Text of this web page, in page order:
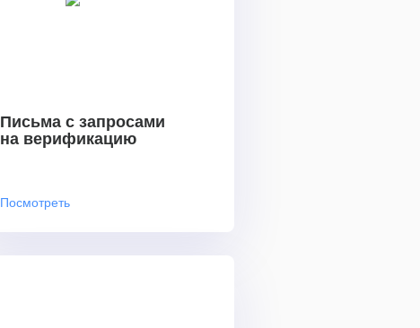
Письма с запросами
на верификацию
Посмотреть